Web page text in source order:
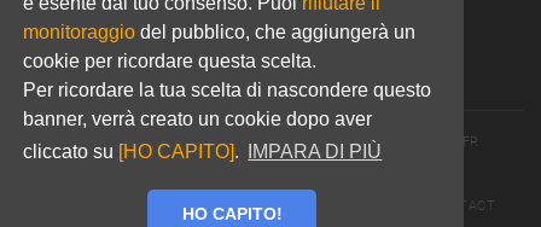
monitoraggio del pubblico, che aggiungerà un
cookie per ricordare questa scelta.
Per ricordare la tua scelta di nascondere questo
banner, verrà creato un cookie dopo aver
cliccato su [HO CAPITO]. IMPARA DI PIÙ
HO CAPITO!
Website:www.jallatte.fr
© 2026 JALLATTE - ALL RIGHTS RESERVEDWWW.JALLATTE.FR
POLITIQUE DE CONFIDENTIALITÉ
CONTACT